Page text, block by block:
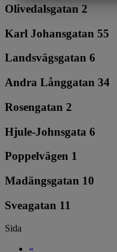
Olivedalsgatan 2
Karl Johansgatan 55
Landsvägsgatan 6
Andra Långgatan 34
Rosengatan 2
Hjule-Johnsgata 6
Poppelvägen 1
Madängsgatan 10
Sveagatan 11
Sida
«
MARKNADSFÖRING